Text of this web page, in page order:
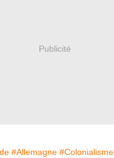
Publicité
#Allemagne #Colonialisme